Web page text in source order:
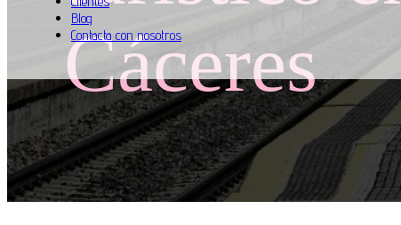
Blog
Contacta con nosotros
Cáceres